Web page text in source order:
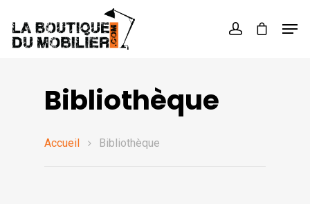
Hit enter to search or ESC to close
Bibliothèque
Accueil Bibliothèque